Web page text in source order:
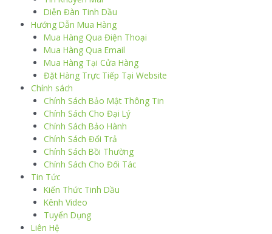
Diễn Đàn Tinh Dầu
Hướng Dẫn Mua Hàng
Mua Hàng Qua Điện Thoại
Mua Hàng Qua Email
Mua Hàng Tại Cửa Hàng
Đặt Hàng Trực Tiếp Tại Website
Chính sách
Chính Sách Bảo Mật Thông Tin
Chính Sách Cho Đại Lý
Chính Sách Bảo Hành
Chính Sách Đổi Trả
Chính Sách Bồi Thường
Chính Sách Cho Đối Tác
Tin Tức
Kiến Thức Tinh Dầu
Kênh Video
Tuyển Dụng
Liên Hệ